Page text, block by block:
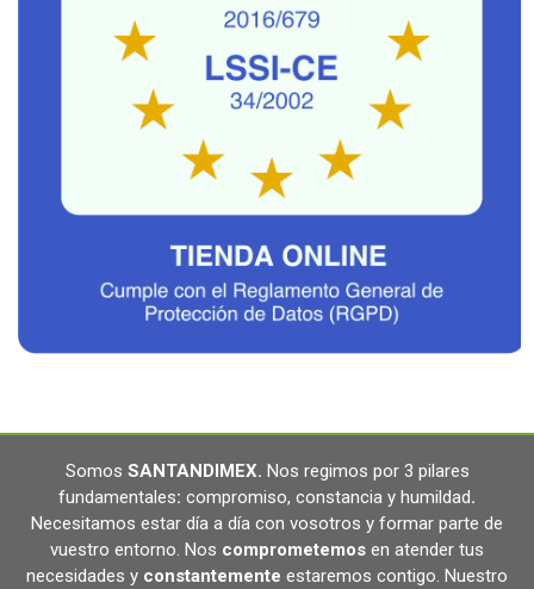
Somos SANTANDIMEX. Nos regimos por 3 pilares
fundamentales: compromiso, constancia y humildad.
Necesitamos estar día a día con vosotros y formar parte de
vuestro entorno. Nos comprometemos en atender tus
necesidades y constantemente estaremos contigo. Nuestro